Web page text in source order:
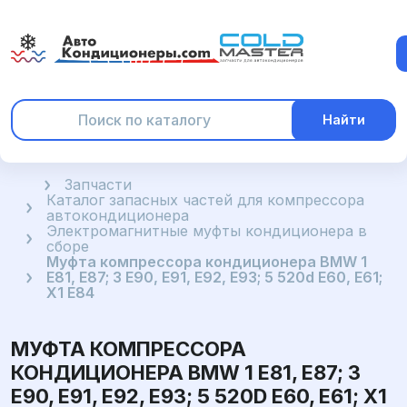
Найти
ГлавнаяЗапчасти
Каталог запасных частей для компрессора
автокондиционера
Электромагнитные муфты кондиционера в
сборе
Муфта компрессора кондиционера BMW 1
E81, E87; 3 E90, E91, E92, E93; 5 520d E60, E61;
X1 E84
МУФТА КОМПРЕССОРА
КОНДИЦИОНЕРА BMW 1 E81, E87; 3
E90, E91, E92, E93; 5 520D E60, E61; X1